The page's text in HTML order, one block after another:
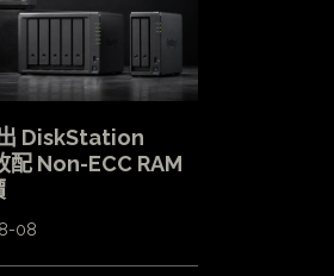
DiskStation
Non-ECC RAM
08